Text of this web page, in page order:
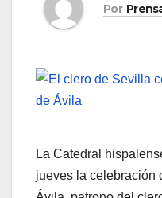
Por
La Catedral
jueves la celebración